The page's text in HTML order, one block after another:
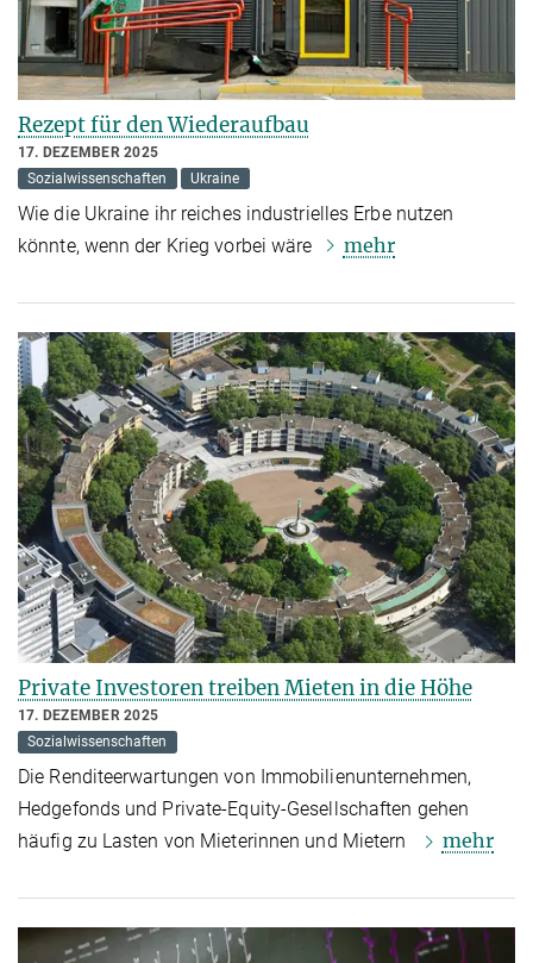
Rezept für den Wiederaufbau
17. DEZEMBER 2025
Sozialwissenschaften
Ukraine
Wie die Ukraine ihr reiches industrielles Erbe nutzen
könnte, wenn der Krieg vorbei wäre
mehr
Private Investoren treiben Mieten in die Höhe
17. DEZEMBER 2025
Sozialwissenschaften
Die Renditeerwartungen von Immobilienunternehmen,
Hedgefonds und Private-Equity-Gesellschaften gehen
häufig zu Lasten von Mieterinnen und Mietern
mehr